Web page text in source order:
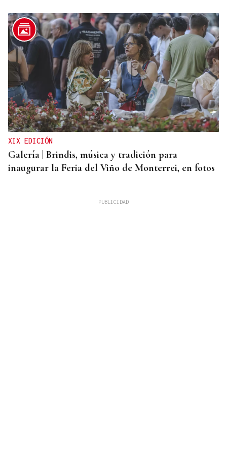
XIX EDICIÓN
Galería | Brindis, música y tradición para
inaugurar la Feria del Viño de Monterrei, en fotos